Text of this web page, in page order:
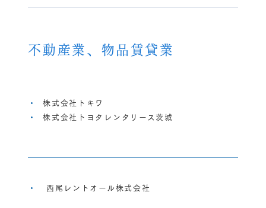
不動産業、物品賃貸業
株式会社トキワ
株式会社トヨタレンタリース茨城
西尾レントオール株式会社